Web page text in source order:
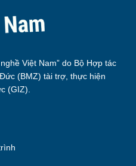
Việt Nam” do Bộ Hợp tác
(BMZ) tài trợ, thực hiện
(GIZ).